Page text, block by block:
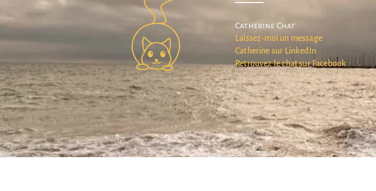
Catherine Chat
Laissez-moi un message
Catherine sur LinkedIn
Retrouvez le chat sur Facebook